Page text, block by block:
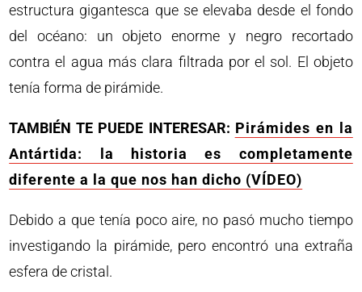
estructura gigantesca que se elevaba desde el fondo
del océano: un objeto enorme y negro recortado
contra el agua más clara filtrada por el sol. El objeto
tenía forma de pirámide.
TAMBIÉN TE PUEDE INTERESAR: Pirámides en la
Antártida: la historia es completamente
diferente a la que nos han dicho (VÍDEO)
Debido a que tenía poco aire, no pasó mucho tiempo
investigando la pirámide, pero encontró una extraña
esfera de cristal.